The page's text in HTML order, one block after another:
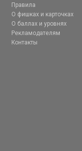
Правила
О фишках и карточках
О баллах и уровнях
Рекламодателям
Контакты